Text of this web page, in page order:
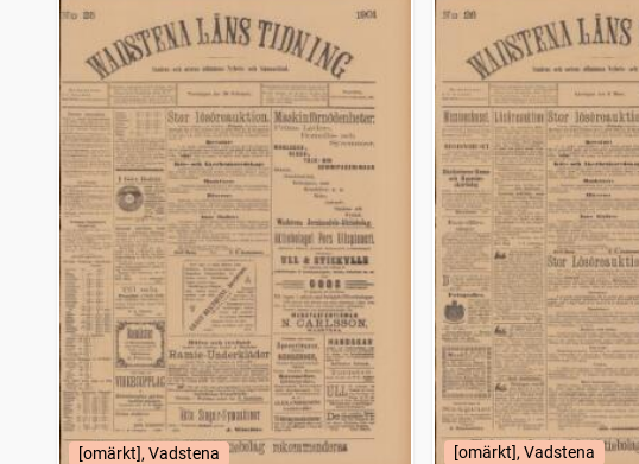
[omärkt], Vadstena [omärkt], Vadstena